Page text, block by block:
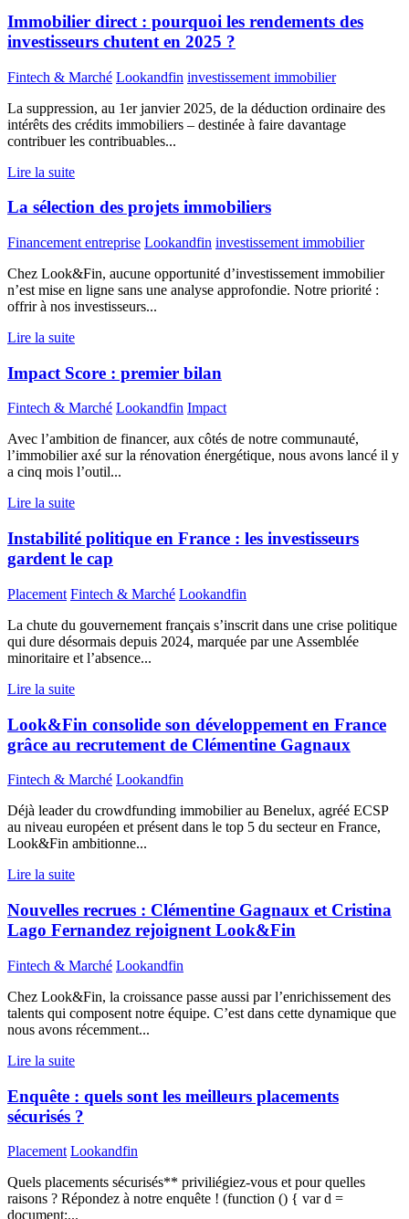
Immobilier direct : pourquoi les rendements des
investisseurs chutent en 2025 ?
Fintech & Marché Lookandfin investissement immobilier
La suppression, au 1er janvier 2025, de la déduction ordinaire des
intérêts des crédits immobiliers – destinée à faire davantage
contribuer les contribuables...
Lire la suite
La sélection des projets immobiliers
Financement entreprise Lookandfin investissement immobilier
Chez Look&Fin, aucune opportunité d’investissement immobilier
n’est mise en ligne sans une analyse approfondie. Notre priorité :
offrir à nos investisseurs...
Lire la suite
Impact Score : premier bilan
Fintech & Marché Lookandfin Impact
Avec l’ambition de financer, aux côtés de notre communauté,
l’immobilier axé sur la rénovation énergétique, nous avons lancé il y
a cinq mois l’outil...
Lire la suite
Instabilité politique en France : les investisseurs
gardent le cap
Placement Fintech & Marché Lookandfin
La chute du gouvernement français s’inscrit dans une crise politique
qui dure désormais depuis 2024, marquée par une Assemblée
minoritaire et l’absence...
Lire la suite
Look&Fin consolide son développement en France
grâce au recrutement de Clémentine Gagnaux
Fintech & Marché Lookandfin
Déjà leader du crowdfunding immobilier au Benelux, agréé ECSP
au niveau européen et présent dans le top 5 du secteur en France,
Look&Fin ambitionne...
Lire la suite
Nouvelles recrues : Clémentine Gagnaux et Cristina
Lago Fernandez rejoignent Look&Fin
Fintech & Marché Lookandfin
Chez Look&Fin, la croissance passe aussi par l’enrichissement des
talents qui composent notre équipe. C’est dans cette dynamique que
nous avons récemment...
Lire la suite
Enquête : quels sont les meilleurs placements
sécurisés ?
Placement Lookandfin
Quels placements sécurisés** priviliégiez-vous et pour quelles
raisons ? Répondez à notre enquête ! (function () { var d =
document;...